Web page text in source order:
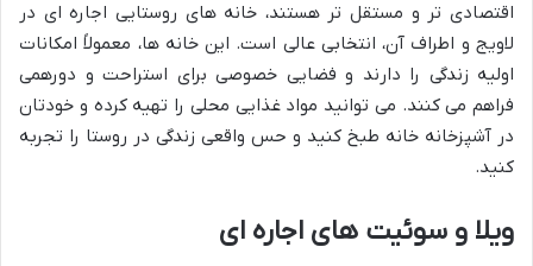
اقتصادی تر و مستقل تر هستند، خانه های روستایی اجاره ای در
لاویج و اطراف آن، انتخابی عالی است. این خانه ها، معمولاً امکانات
اولیه زندگی را دارند و فضایی خصوصی برای استراحت و دورهمی
فراهم می کنند. می توانید مواد غذایی محلی را تهیه کرده و خودتان
در آشپزخانه خانه طبخ کنید و حس واقعی زندگی در روستا را تجربه
کنید.
ویلا و سوئیت های اجاره ای